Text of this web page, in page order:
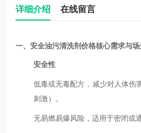
详细介绍 在线留言
一、 安全油污清洗剂价格核心需求与场
安全性
低毒或无毒配方，减少对人体伤
刺激）。
无易燃易爆风险，适用于密闭或